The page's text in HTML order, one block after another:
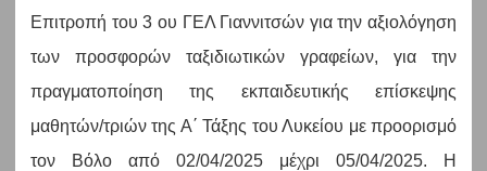
Επιτροπή του 3 ου ΓΕΛ Γιαννιτσών για την αξιολόγηση
των προσφορών ταξιδιωτικών γραφείων, για την
πραγματοποίηση της εκπαιδευτικής επίσκεψης
μαθητών/τριών της Α΄ Τάξης του Λυκείου με προορισμό
τον Βόλο από 02/04/2025 μέχρι 05/04/2025. Η